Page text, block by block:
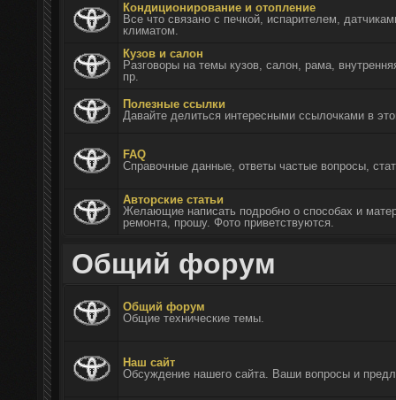
Кондиционирование и отопление
Все что связано с печкой, испарителем,
климатом.
Кузов и салон
Разговоры на темы кузов, салон, рама,
пр.
Полезные ссылки
Давайте делиться интересными ссылочками в
FAQ
Справочные данные, ответы частые вопросы,
Авторские статьи
Желающие написать подробно о способах и
ремонта, прошу. Фото приветствуются.
Общий форум
Общий форум
Общие технические темы.
Наш сайт
Обсуждение нашего сайта. Ваши вопросы и